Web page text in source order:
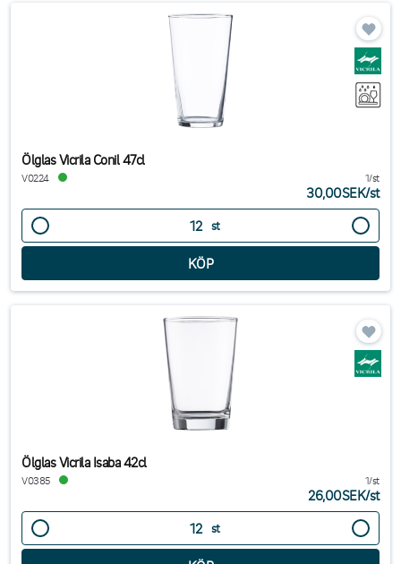
Ölglas Vicrila Conil 47cl
V0224 1/st
30,00SEK/st
st
Ölglas Vicrila Isaba 42cl
V0385 1/st
26,00SEK/st
st